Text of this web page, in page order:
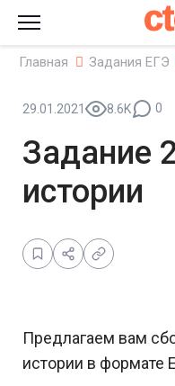
Главная Задания ЕГЭ
29.01.2021 8.6K 0
Задание
истории
Предлагаем вам
истории в формате